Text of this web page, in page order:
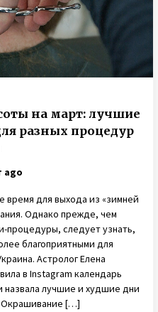
на март: лучшие
разных процедур
ago
время для выхода из «зимней
Однако прежде, чем
процедуры, следует узнать,
благоприятными для
Астролог Елена
в Instagram календарь
назвала лучшие и худшие дни
Окрашивание […]